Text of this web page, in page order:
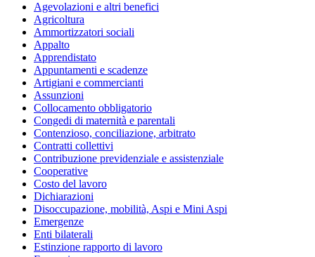
Agevolazioni e altri benefici
Agricoltura
Ammortizzatori sociali
Appalto
Apprendistato
Appuntamenti e scadenze
Artigiani e commercianti
Assunzioni
Collocamento obbligatorio
Congedi di maternità e parentali
Contenzioso, conciliazione, arbitrato
Contratti collettivi
Contribuzione previdenziale e assistenziale
Cooperative
Costo del lavoro
Dichiarazioni
Disoccupazione, mobilità, Aspi e Mini Aspi
Emergenze
Enti bilaterali
Estinzione rapporto di lavoro